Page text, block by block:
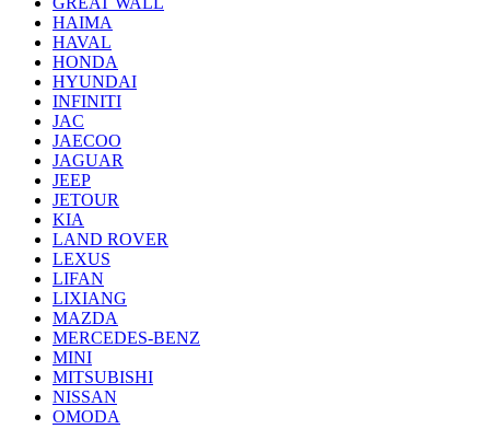
HAIMA
HAVAL
HONDA
HYUNDAI
INFINITI
JAC
JAECOO
JAGUAR
JEEP
JETOUR
KIA
LAND ROVER
LEXUS
LIFAN
LIXIANG
MAZDA
MERCEDES-BENZ
MINI
MITSUBISHI
NISSAN
OMODA